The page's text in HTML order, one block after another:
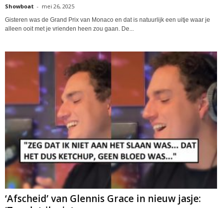
Showboat - mei 26, 2025
Gisteren was de Grand Prix van Monaco en dat is natuurlijk een uitje waar je
alleen ooit met je vrienden heen zou gaan. De...
‘Afscheid’ van Glennis Grace in nieuw jasje: